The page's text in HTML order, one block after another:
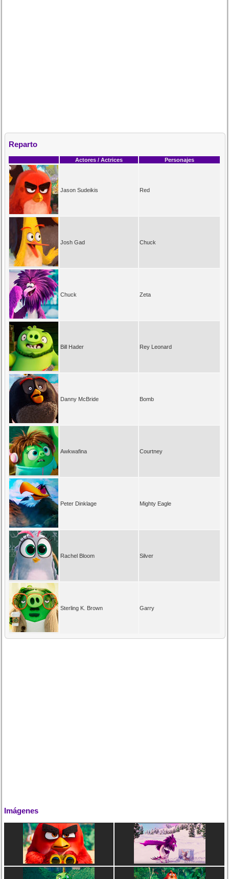
Reparto
Actores / Actrices Personajes
Jason Sudeikis Red
Josh Gad Chuck
Chuck Zeta
Bill Hader Rey Leonard
Danny McBride Bomb
Awkwafina Courtney
Peter Dinklage Mighty Eagle
Rachel Bloom Silver
Sterling K. Brown Garry
Imágenes